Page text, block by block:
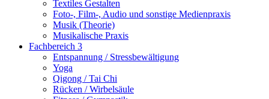
Textiles Gestalten
Foto-, Film-, Audio und sonstige Medienpraxis
Musik (Theorie)
Musikalische Praxis
Fachbereich 3
Entspannung / Stressbewältigung
Yoga
Qigong / Tai Chi
Rücken / Wirbelsäule